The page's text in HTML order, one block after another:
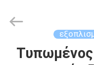
ΣΠΊΤΙ
Limited.
Reserved.